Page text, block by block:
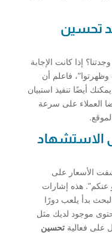
تحسين
إذا كانت الإجابة
فاعلم أن
أيضًا تنفيذ استبيان
العملاء على سرعة
الاستشهاد
الأسعار على
عنكم”. هذه إشارات
بدأ يلعب دورًا
موجود لديك مثل
على فعالية تحسين